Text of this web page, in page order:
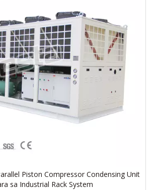
Piston Compressor Condensing Unit
sa Industrial Rack System